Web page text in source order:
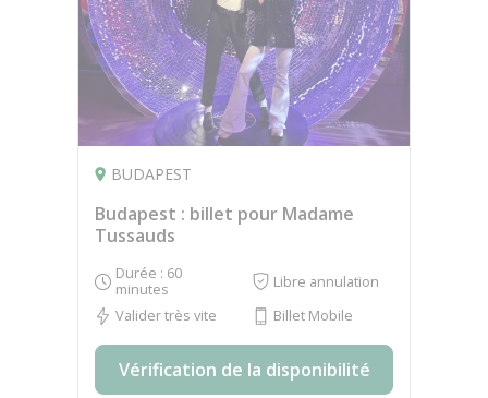
BUDAPEST
Budapest : billet pour Madame
Tussauds
Durée : 60
minutes
Libre annulation
Valider très vite
Billet Mobile
Vérification de la disponibilité